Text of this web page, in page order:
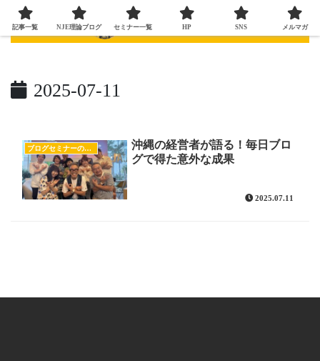
2025-07-11
ブログセミナーの様子
沖縄の経営者が語る！毎日ブロ
グで得た意外な成果
2025.07.11
記事一覧 NJE理論ブログ セミナー一覧 HP SNS メルマガ